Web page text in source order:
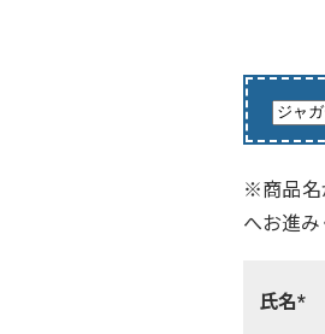
※商品名
へお進み
氏名*